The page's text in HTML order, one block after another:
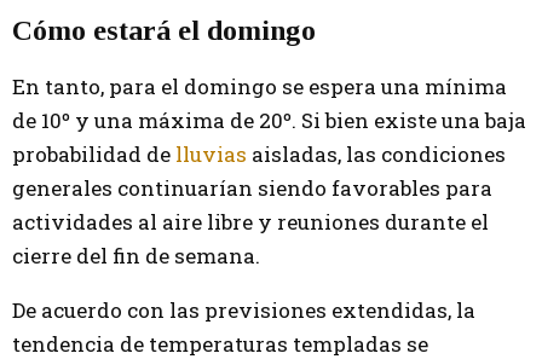
Cómo estará el domingo
En tanto, para el domingo se espera una mínima
de 10º y una máxima de 20º. Si bien existe una baja
probabilidad de lluvias aisladas, las condiciones
generales continuarían siendo favorables para
actividades al aire libre y reuniones durante el
cierre del fin de semana.
De acuerdo con las previsiones extendidas, la
tendencia de temperaturas templadas se